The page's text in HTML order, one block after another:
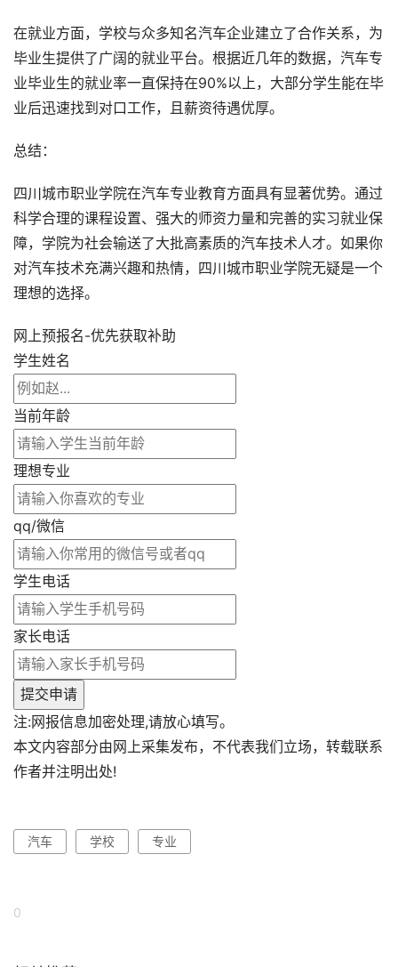
在就业方面，学校与众多知名汽车企业建立了合作关系，为
毕业生提供了广阔的就业平台。根据近几年的数据，汽车专
业毕业生的就业率一直保持在90%以上，大部分学生能在毕
业后迅速找到对口工作，且薪资待遇优厚。
总结：
四川城市职业学院在汽车专业教育方面具有显著优势。通过
科学合理的课程设置、强大的师资力量和完善的实习就业保
障，学院为社会输送了大批高素质的汽车技术人才。如果你
对汽车技术充满兴趣和热情，四川城市职业学院无疑是一个
理想的选择。
网上预报名-优先获取补助
学生姓名
当前年龄
理想专业
qq/微信
学生电话
家长电话
提交申请
注:网报信息加密处理,请放心填写。
本文内容部分由网上采集发布，不代表我们立场，转载联系
作者并注明出处!
汽车 学校 专业
0